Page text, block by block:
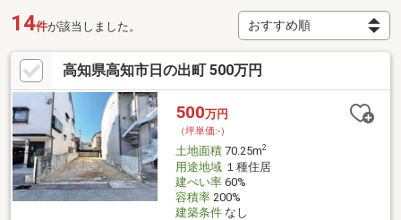
14件が該当しました。
高知県高知市日の出町 500万円
500万円
（坪単価:-）
土地面積70.25m2
用途地域１種住居
建ぺい率60%
容積率200%
建築条件なし